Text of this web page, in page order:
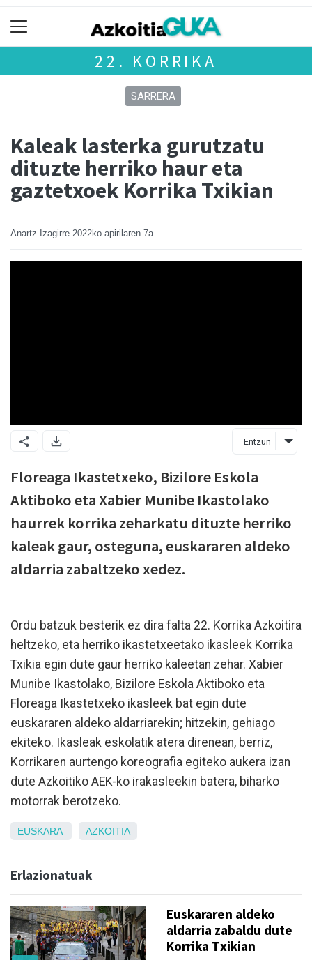
22. KORRIKA
SARRERA
Kaleak lasterka gurutzatu
dituzte herriko haur eta
gaztetxoek Korrika Txikian
Anartz Izagirre 2022ko apirilaren 7a
Entzun
Floreaga Ikastetxeko, Bizilore Eskola
Aktiboko eta Xabier Munibe Ikastolako
haurrek korrika zeharkatu dituzte herriko
kaleak gaur, osteguna, euskararen aldeko
aldarria zabaltzeko xedez.
Ordu batzuk besterik ez dira falta 22. Korrika Azkoitira
heltzeko, eta herriko ikastetxeetako ikasleek Korrika
Txikia egin dute gaur herriko kaleetan zehar. Xabier
Munibe Ikastolako, Bizilore Eskola Aktiboko eta
Floreaga Ikastetxeko ikasleek bat egin dute
euskararen aldeko aldarriarekin; hitzekin, gehiago
ekiteko. Ikasleak eskolatik atera direnean, berriz,
Korrikaren aurtengo koreografia egiteko aukera izan
dute Azkoitiko AEK-ko irakasleekin batera, biharko
motorrak berotzeko.
EUSKARA AZKOITIA
Erlazionatuak
Euskararen aldeko
aldarria zabaldu dute
Korrika Txikian